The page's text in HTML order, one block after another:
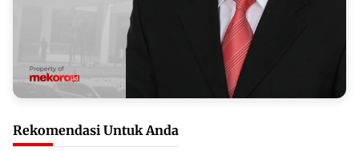
Rekomendasi Untuk Anda